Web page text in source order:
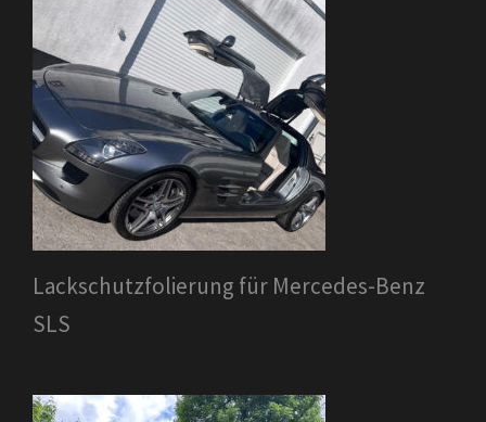
Lackschutzfolierung für Mercedes-Benz
SLS